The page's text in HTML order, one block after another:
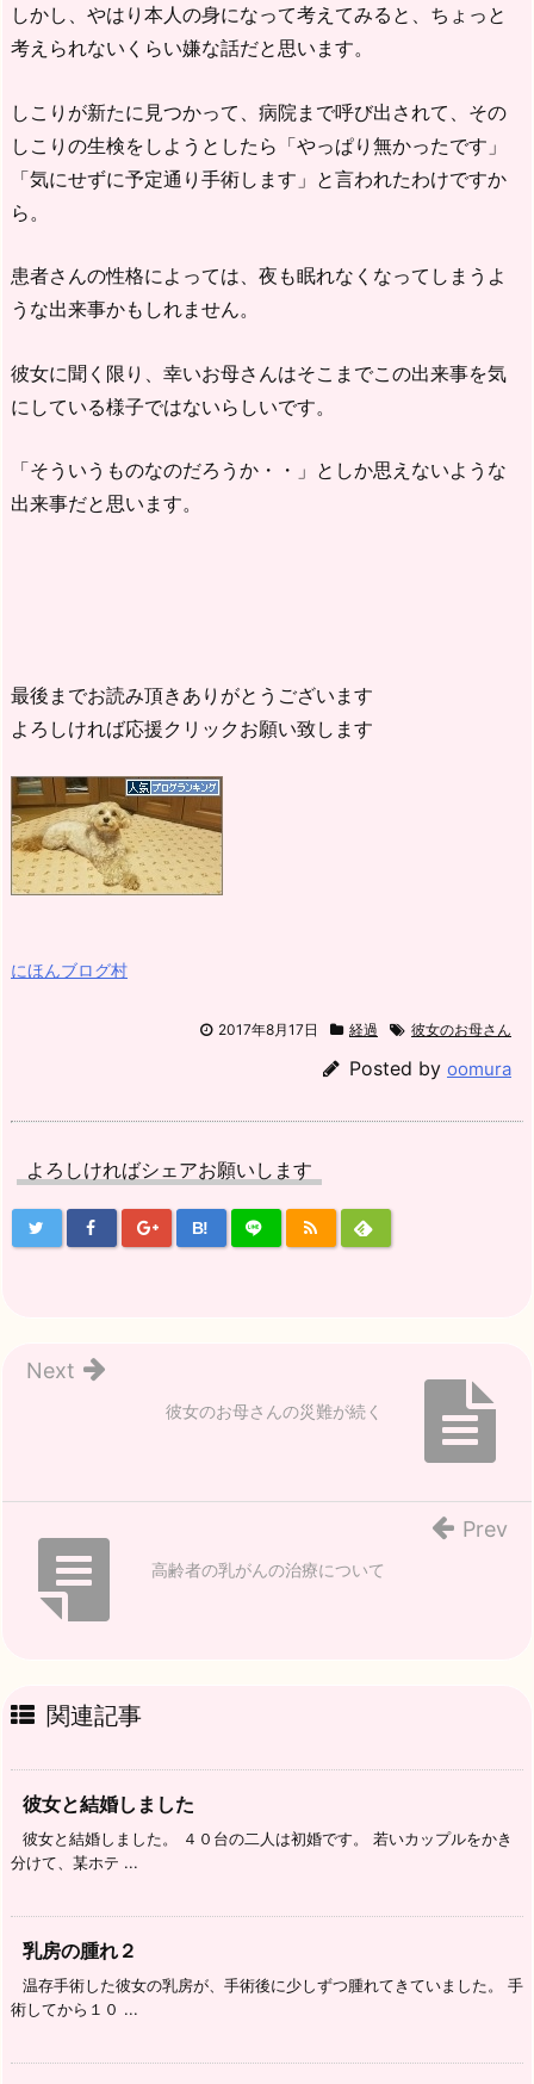
しかし、やはり本人の身になって考えてみると、ちょっと
考えられないくらい嫌な話だと思います。
しこりが新たに見つかって、病院まで呼び出されて、その
しこりの生検をしようとしたら「やっぱり無かったです」
「気にせずに予定通り手術します」と言われたわけですか
ら。
患者さんの性格によっては、夜も眠れなくなってしまうよ
うな出来事かもしれません。
彼女に聞く限り、幸いお母さんはそこまでこの出来事を気
にしている様子ではないらしいです。
「そういうものなのだろうか・・」としか思えないような
出来事だと思います。
最後までお読み頂きありがとうございます
よろしければ応援クリックお願い致します
にほんブログ村
2017年8月17日 経過 彼女のお母さん
Posted by oomura
よろしければシェアお願いします
B!
彼女のお母さんの災難が続く
Next
高齢者の乳がんの治療について
Prev
関連記事
彼女と結婚しました
彼女と結婚しました。 ４０台の二人は初婚です。 若いカップルをかき
分けて、某ホテ ...
乳房の腫れ２
温存手術した彼女の乳房が、手術後に少しずつ腫れてきていました。 手
術してから１０ ...